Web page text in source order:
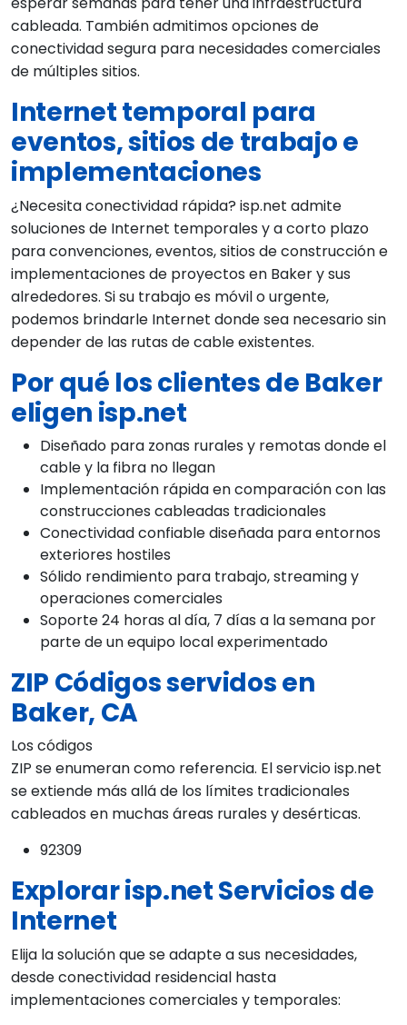
cableada. También admitimos opciones de
conectividad segura para necesidades comerciales
de múltiples sitios.
Internet temporal para
eventos, sitios de trabajo e
implementaciones
¿Necesita conectividad rápida? isp.net admite
soluciones de Internet temporales y a corto plazo
para convenciones, eventos, sitios de construcción e
implementaciones de proyectos en Baker y sus
alrededores. Si su trabajo es móvil o urgente,
podemos brindarle Internet donde sea necesario sin
depender de las rutas de cable existentes.
Por qué los clientes de Baker
eligen isp.net
Diseñado para zonas rurales y remotas donde el
cable y la fibra no llegan
Implementación rápida en comparación con las
construcciones cableadas tradicionales
Conectividad confiable diseñada para entornos
exteriores hostiles
Sólido rendimiento para trabajo, streaming y
operaciones comerciales
Soporte 24 horas al día, 7 días a la semana por
parte de un equipo local experimentado
ZIP Códigos servidos en
Baker, CA
Los códigos
ZIP se enumeran como referencia. El servicio isp.net
se extiende más allá de los límites tradicionales
cableados en muchas áreas rurales y desérticas.
92309
Explorar isp.net Servicios de
Internet
Elija la solución que se adapte a sus necesidades,
desde conectividad residencial hasta
implementaciones comerciales y temporales: